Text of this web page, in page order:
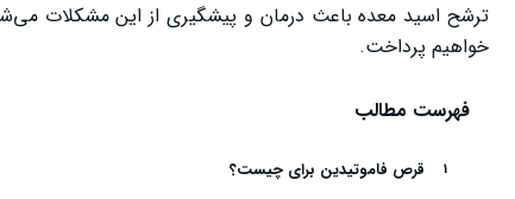
ترشح اسید معده باعث درمان و پیشگیری از این مشکلات
خواهیم پرداخت.
فهرست مطالب
قرص فاموتیدین برای چیست؟